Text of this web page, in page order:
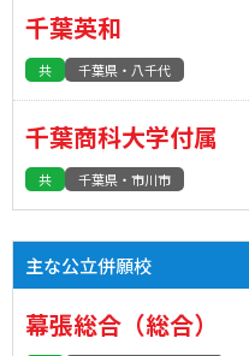
千葉英和
共 千葉県・八千代
千葉商科大学付属
共 千葉県・市川市
主な公立併願校
幕張総合（総合）